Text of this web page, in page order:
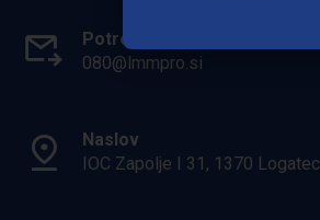
Potrebuješ pomoč?
080@lmmpro.si
Naslov
IOC Zapolje I 31, 1370